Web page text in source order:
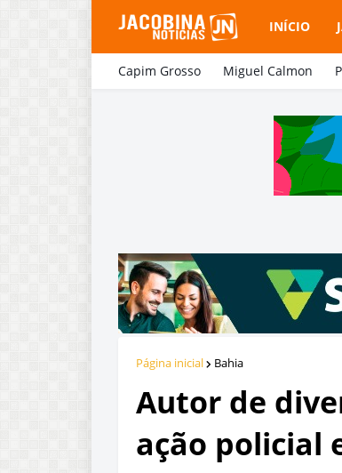
INÍCIO
Capim Grosso Miguel Calmon
Página inicial Bahia
Autor de
ação policial